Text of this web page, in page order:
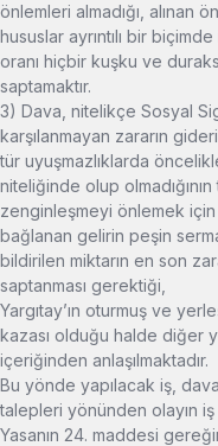
önlemleri almadığı, alınan
hususlar ayrıntılı bir
oranı hiçbir kuşku ve
saptamaktır.
3) Dava, nitelikçe Sosyal
karşılanmayan zararın
tür uyuşmazlıklarda
niteliğinde olup
zenginleşmeyi önlemek
bağlanan gelirin peşin
bildirilen miktarın en son
saptanması gerektiği,
Yargıtay’ın oturmuş ve
kazası olduğu halde diğer
içeriğinden anlaşılmaktadır.
Bu yönde yapılacak iş,
talepleri yönünden olayın iş
Yasanın 24. maddesi